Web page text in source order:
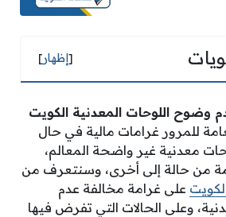
[إظهار]
وضوح اللوحات المعدنية الكويت
للمرور غرامات مالية في حال
معدنية غير واضحة المعالم،
من حالة إلى أخرى، وسنتعرف من
على غرامة مخالفة عدم
وعلى الحالات التي تفرض فيها